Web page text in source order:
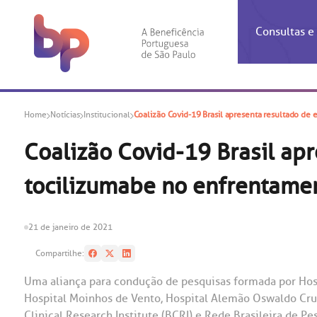
Consultas
A BP
do
Check-
Ética e
Banco
Centro
Outras
Home Notícias Institucional Coalizão Covid-19 Brasil apresenta resultado
Coalizão Covid-19 Brasil
tocilizumabe no
21 de janeiro de 2021
Compartilhe:
Uma aliança para condução de pesquisas formada por
Hospital Moinhos de Vento, Hospital Alemão Oswaldo